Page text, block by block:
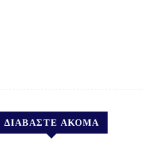
ΔΙΑΒΑΣΤΕ ΑΚΟΜΑ